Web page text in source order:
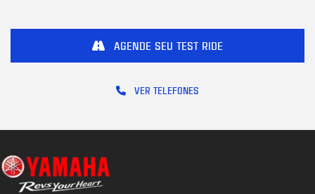
VER TELEFONES
AGENDE SEU TEST RIDE